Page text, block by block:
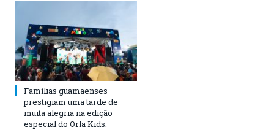
Famílias guamaenses
prestigiam uma tarde de
muita alegria na edição
especial do Orla Kids.